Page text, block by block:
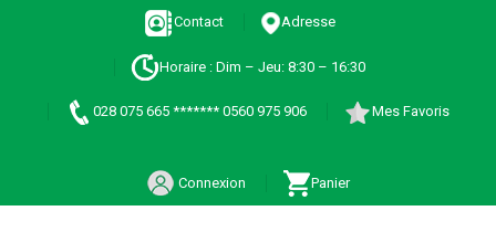
Contact Adresse
Horaire : Dim – Jeu: 8:30 – 16:30
028 075 665 ******* 0560 975 906 Mes Favoris
Connexion Panier